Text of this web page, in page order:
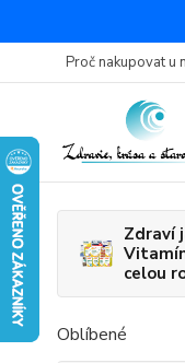
Proč nakupovat u
Zdraví
celou
Oblíbené